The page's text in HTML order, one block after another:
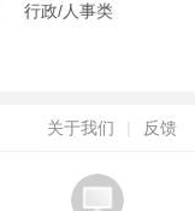
行政/人事类
关于我们 | 反馈